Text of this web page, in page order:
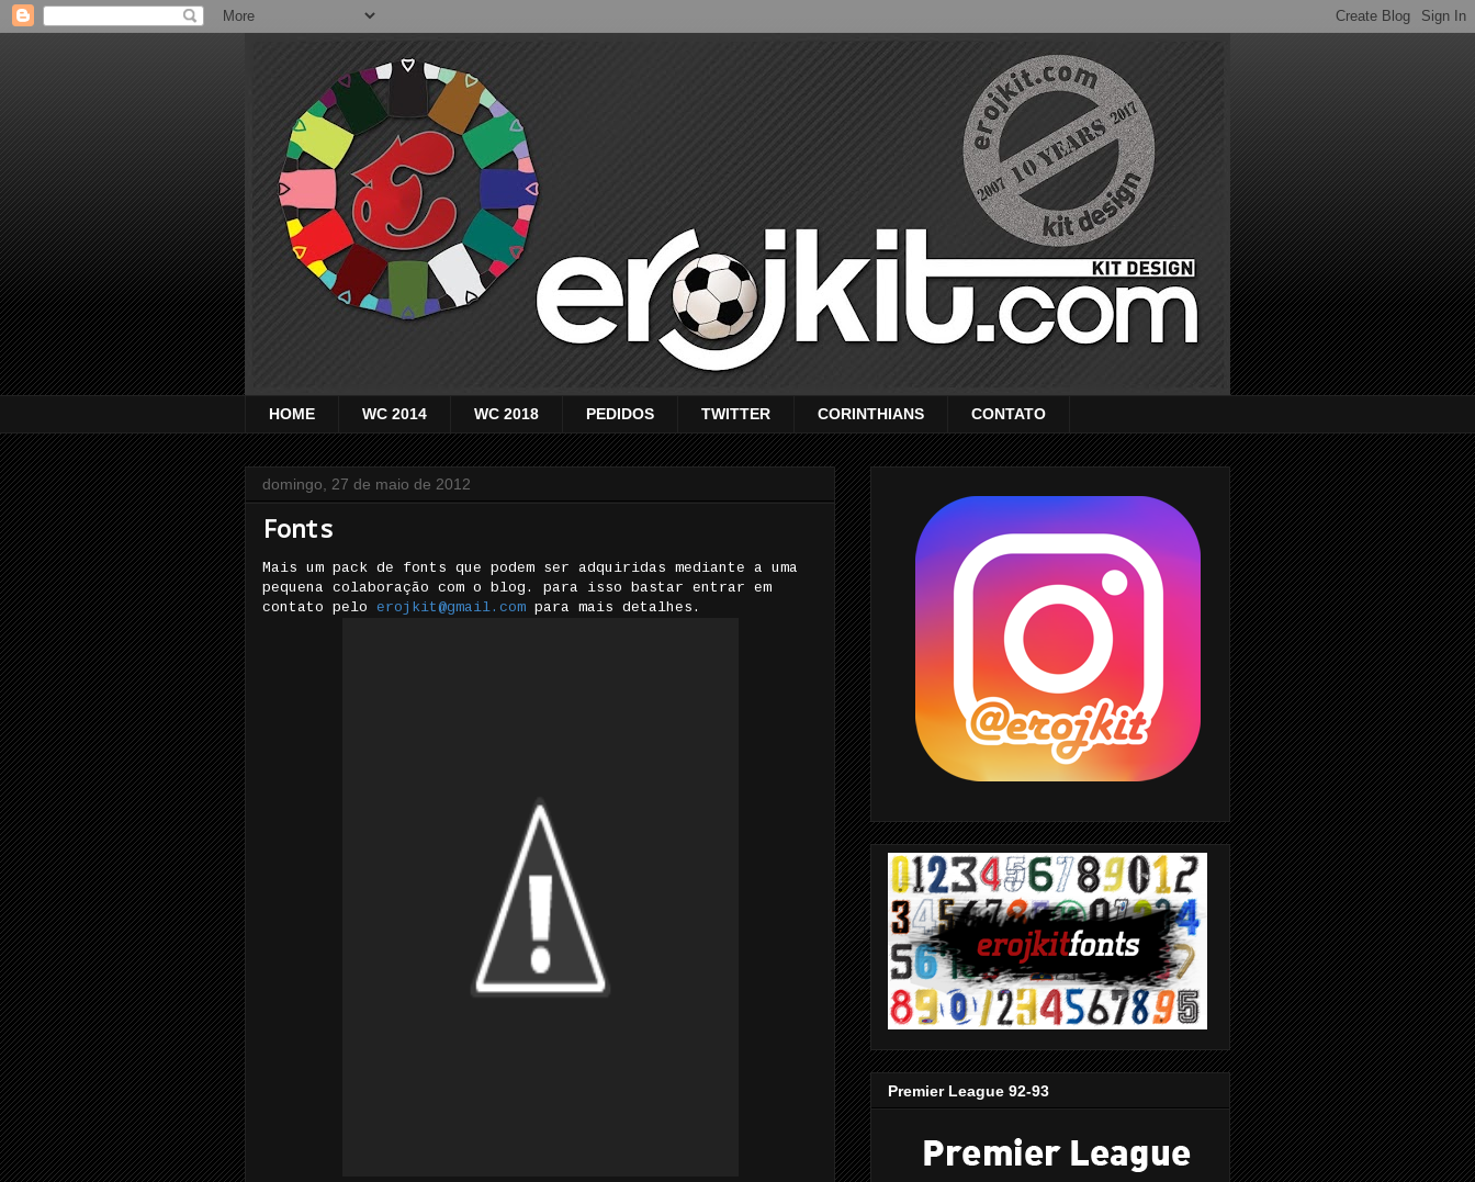
HOME WC 2014 WC 2018 PEDIDOS TWITTER CORINTHIANS CONTATO
domingo, 27 de maio de 2012
Fonts
Mais um pack de fonts que podem ser adquiridas mediante a uma
pequena colaboração com o blog. para isso bastar entrar em
contato pelo erojkit@gmail.com para mais detalhes.
Premier League 92-93